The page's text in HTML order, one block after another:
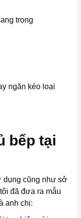
trọng
ngăn kéo loại
bếp tại
dụng cũng như sở
đã đưa ra mẫu
anh chị: